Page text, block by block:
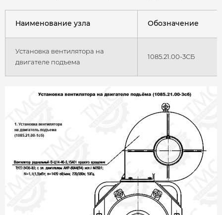
Наименование узла Обозначение
Установка вентилятора на
двигателе подъема
1085.21.00-3СБ